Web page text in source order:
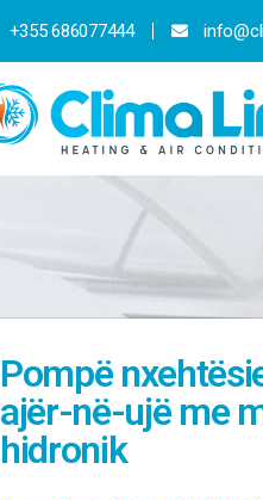
+355 686077444
Pompë
ajër-në-ujë me
hidronik